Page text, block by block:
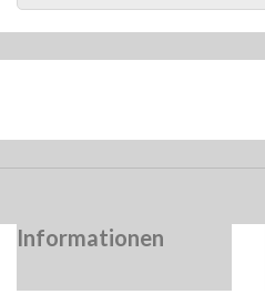
Informationen